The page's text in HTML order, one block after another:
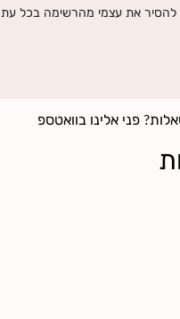
להסיר את עצמי מהרשימה בכל עת
פני אלינו בוואטספ